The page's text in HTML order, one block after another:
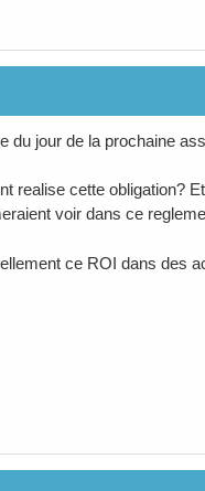
du jour de la prochaine
realise cette obligation?
voir dans ce
ce ROI dans des